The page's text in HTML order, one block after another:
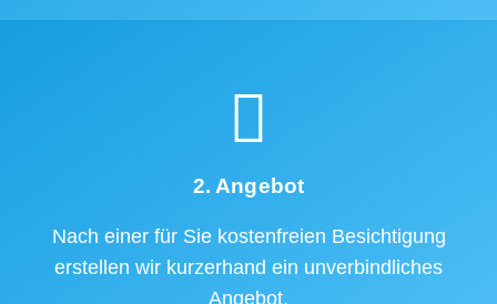
2. Angebot
Nach einer für Sie kostenfreien Besichtigung
erstellen wir kurzerhand ein unverbindliches
Angebot.